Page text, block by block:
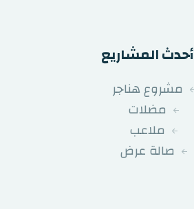
أحدث المشاريع
مشروع هناجر
مضلات
ملاعب
صالة عرض